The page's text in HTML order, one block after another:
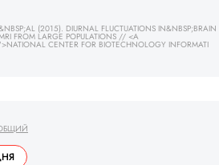
(2015). DIURNAL FLUCTUATIONS IN&NBSP;BRAIN
FROM LARGE POPULATIONS // <A
CENTER FOR BIOTECHNOLOGY INFORMATI